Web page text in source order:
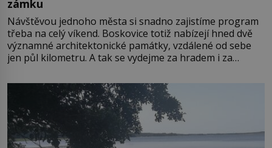
zámku
Návštěvou jednoho města si snadno zajistíme program
třeba na celý víkend. Boskovice totiž nabízejí hned dvě
významné architektonické památky, vzdálené od sebe
jen půl kilometru. A tak se vydejme za hradem i za
Boskovice na okraji Drahanské vrchoviny vznikla někdy
ve13. století, a už v roce 1313 kronikáři zaznamenali